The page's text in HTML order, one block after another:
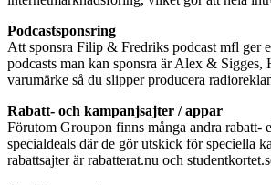
Podcastsponsring
Att sponsra Filip & Fredriks podcast mfl ger
podcasts man kan sponsra är Alex &
varumärke så du slipper producera
Rabatt- och kampanjsajter / appar
Förutom Groupon finns många andra rabatt-
specialdeals där de gör utskick för speciella
rabattsajter är rabatterat.nu och